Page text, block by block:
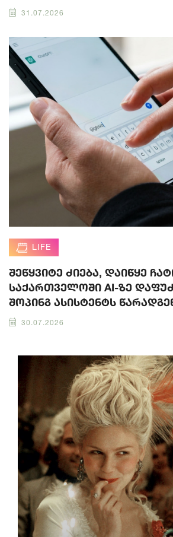
31.07.2026
LIFE
შეწყვიტე ძიება, დაიწყე
საქართველოში AI-ზე
შოპინგ ასისტენტს
30.07.2026